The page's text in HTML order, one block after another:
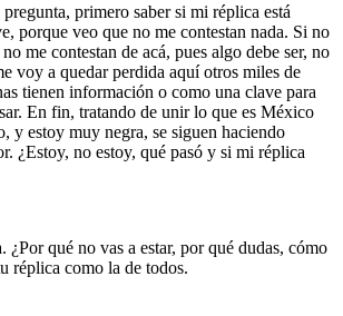
primero saber si mi réplica está
porque veo que no me contestan nada. Si no
me contestan de acá, pues algo debe ser, no
voy a quedar perdida aquí otros miles de
tienen información o como una clave para
En fin, tratando de unir lo que es México
y estoy muy negra, se siguen haciendo
¿Estoy, no estoy, qué pasó y si mi réplica
¿Por qué no vas a estar, por qué dudas, cómo
réplica como la de todos.